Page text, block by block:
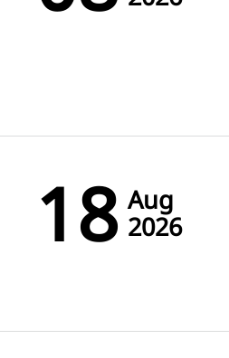
18 Aug
2026